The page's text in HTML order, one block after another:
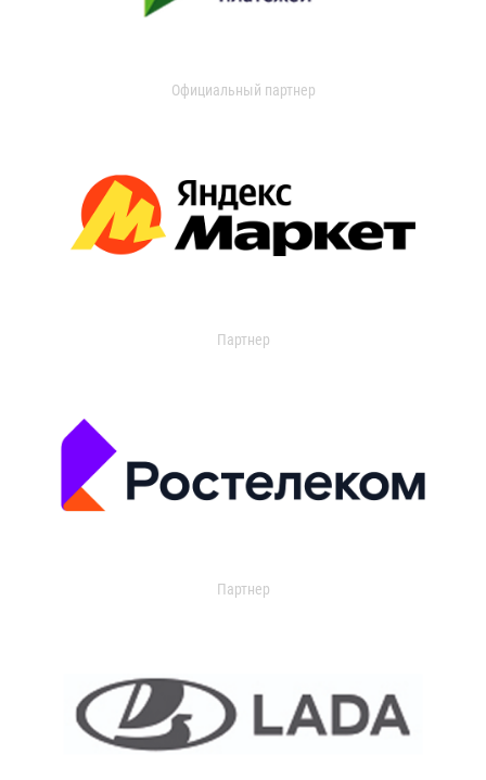
Официальный партнер
Партнер
Партнер